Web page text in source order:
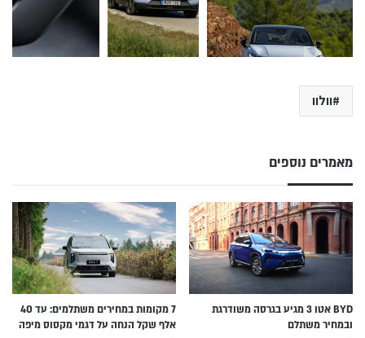
וולוו
מאמרים נוספים
BYD אטו 3 מגיע בגרסה משודרגת
ובמחיר משתלם
7 מקומות במחירים משתלמים: עד 40
אלף שקל הנחה על דגמי מקסוס מיפה